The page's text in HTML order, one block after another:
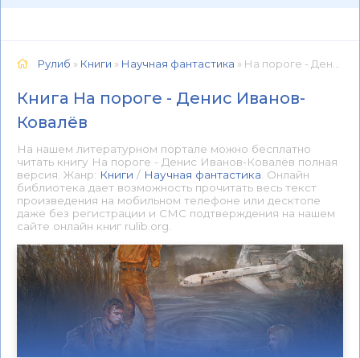
Рулиб » Книги » Научная фантастика » На пороге - Денис Иванов-Ковалёв 📕 - Книга онлайн бесплатно
Книга На пороге - Денис Иванов-
Ковалёв
На нашем литературном портале можно бесплатно
читать книгу На пороге - Денис Иванов-Ковалёв полная
версия. Жанр: Книги / Научная фантастика . Онлайн
библиотека дает возможность прочитать весь текст
произведения на мобильном телефоне или десктопе
даже без регистрации и СМС подтверждения на нашем
сайте онлайн книг rulib.org.